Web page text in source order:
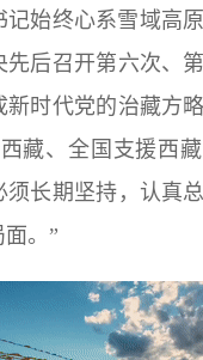
始终心系雪域高原
先后召开第六次、
新时代党的治藏方
藏、全国支援西
须长期坚持，认真
。”